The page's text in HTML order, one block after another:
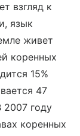
взгляд к
язык
живет
коренных
15%
47
2007 году
коренных